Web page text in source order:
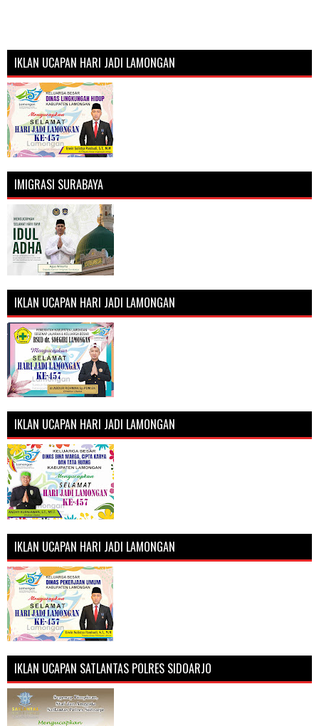
IKLAN UCAPAN HARI JADI LAMONGAN
IMIGRASI SURABAYA
IKLAN UCAPAN HARI JADI LAMONGAN
IKLAN UCAPAN HARI JADI LAMONGAN
IKLAN UCAPAN HARI JADI LAMONGAN
IKLAN UCAPAN SATLANTAS POLRES SIDOARJO